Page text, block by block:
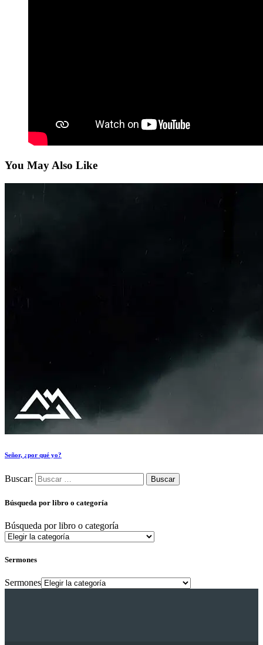
You May Also Like
Señor, ¿por qué yo?
Buscar:
Búsqueda por libro o categoría
Búsqueda por libro o categoría
Sermones
Sermones